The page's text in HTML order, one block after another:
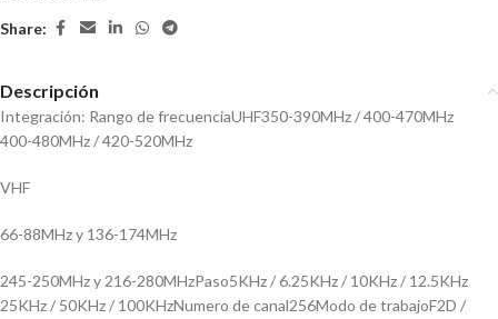
Share:
Descripción
Integración: Rango de frecuenciaUHF350-390MHz / 400-470MHz
400-480MHz / 420-520MHz
VHF
66-88MHz y 136-174MHz
245-250MHz y 216-280MHzPaso5KHz / 6.25KHz / 10KHz / 12.5KHz
25KHz / 50KHz / 100KHzNumero de canal256Modo de trabajoF2D /